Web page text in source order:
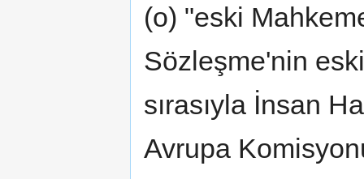
(o) "eski
Sözleşme'nin
sırasıyla İnsan
Avrupa